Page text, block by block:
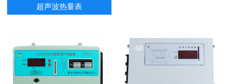
1
超声波热量表